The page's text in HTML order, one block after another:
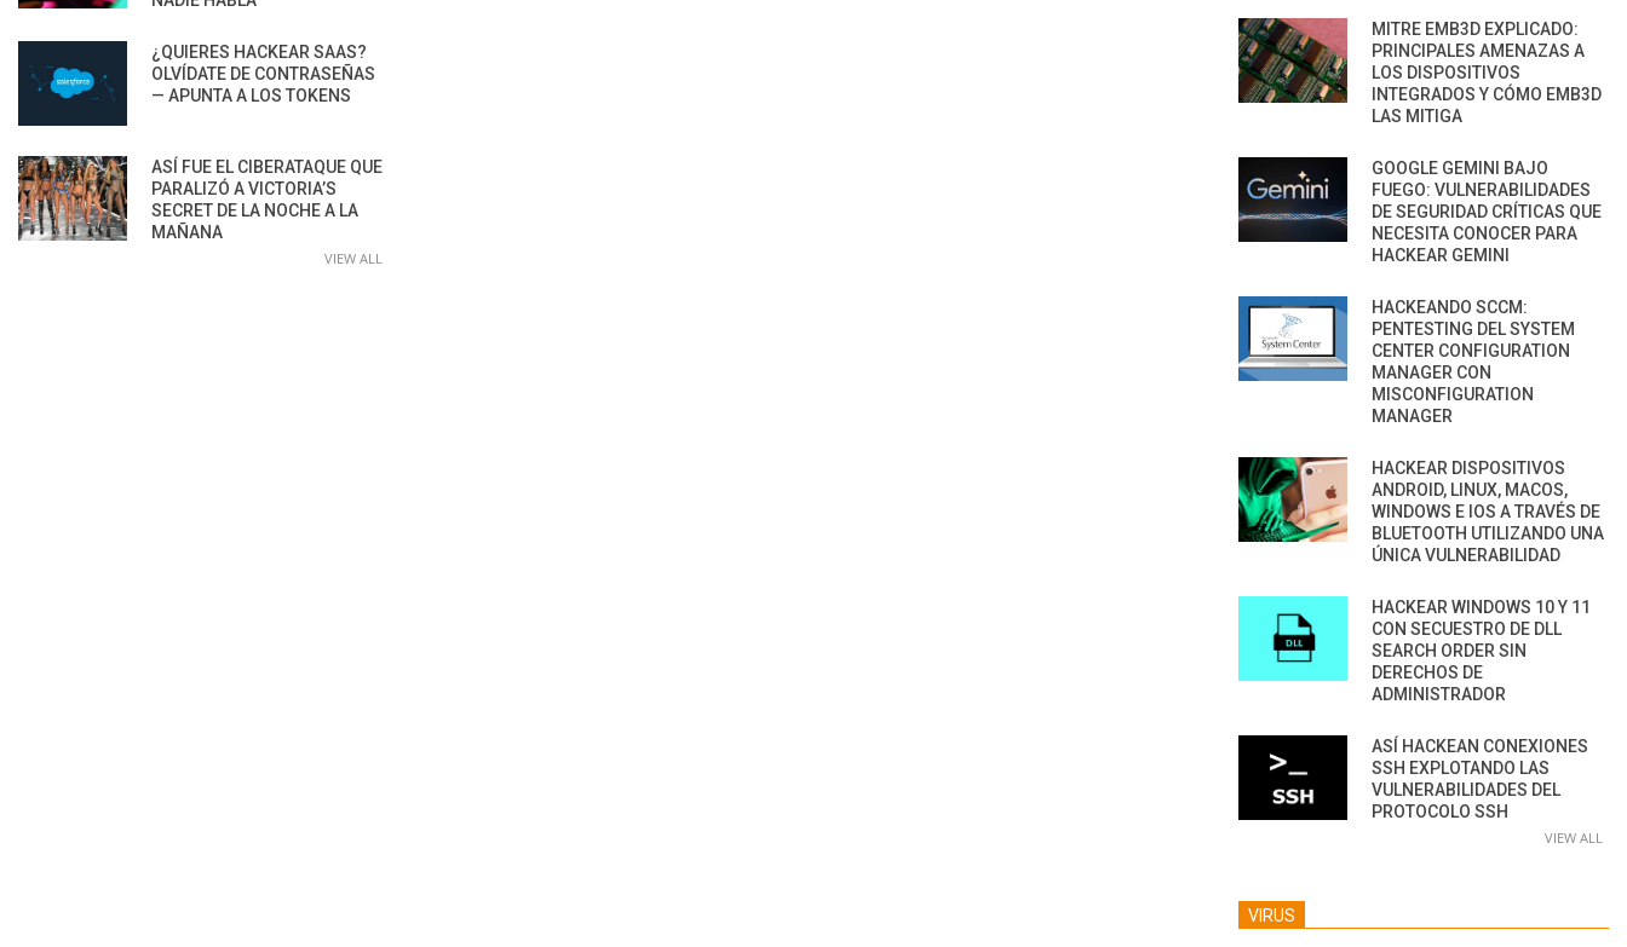
¿QUIERES HACKEAR SAAS?
OLVÍDATE DE CONTRASEÑAS
— APUNTA A LOS TOKENS
ASÍ FUE EL CIBERATAQUE QUE
PARALIZÓ A VICTORIA’S
SECRET DE LA NOCHE A LA
MAÑANA
VIEW ALL
MITRE EMB3D EXPLICADO:
PRINCIPALES AMENAZAS A
LOS DISPOSITIVOS
INTEGRADOS Y CÓMO EMB3D
LAS MITIGA
GOOGLE GEMINI BAJO
FUEGO: VULNERABILIDADES
DE SEGURIDAD CRÍTICAS QUE
NECESITA CONOCER PARA
HACKEAR GEMINI
HACKEANDO SCCM:
PENTESTING DEL SYSTEM
CENTER CONFIGURATION
MANAGER CON
MISCONFIGURATION
MANAGER
HACKEAR DISPOSITIVOS
ANDROID, LINUX, MACOS,
WINDOWS E IOS A TRAVÉS DE
BLUETOOTH UTILIZANDO UNA
ÚNICA VULNERABILIDAD
HACKEAR WINDOWS 10 Y 11
CON SECUESTRO DE DLL
SEARCH ORDER SIN
DERECHOS DE
ADMINISTRADOR
ASÍ HACKEAN CONEXIONES
SSH EXPLOTANDO LAS
VULNERABILIDADES DEL
PROTOCOLO SSH
VIEW ALL
VIRUS